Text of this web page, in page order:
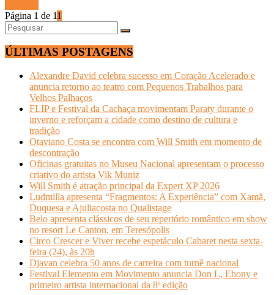
Página 1 de 11
ÚLTIMAS POSTAGENS
Alexandre David celebra sucesso em Coração Acelerado e
anuncia retorno ao teatro com Pequenos Trabalhos para
Velhos Palhaços
FLIP e Festival da Cachaça movimentam Paraty durante o
inverno e reforçam a cidade como destino de cultura e
tradição
Otaviano Costa se encontra com Will Smith em momento de
descontração
Oficinas gratuitas no Museu Nacional apresentam o processo
criativo do artista Vik Muniz
Will Smith é atração principal da Expert XP 2026
Ludmilla apresenta “Fragmentos: A Experiência” com Xamã,
Duquesa e Ajuliacosta no Qualistage
Belo apresenta clássicos de seu repertório romântico em show
no resort Le Canton, em Teresópolis
Circo Crescer e Viver recebe espetáculo Cabaret nesta sexta-
feira (24), às 20h
Djavan celebra 50 anos de carreira com turnê nacional
Festival Elemento em Movimento anuncia Don L, Ebony e
primeiro artista internacional da 8ª edição